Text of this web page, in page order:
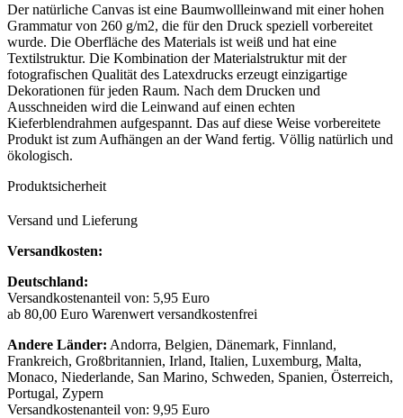
Der natürliche Canvas ist eine Baumwollleinwand mit einer hohen
Grammatur von 260 g/m2, die für den Druck speziell vorbereitet
wurde. Die Oberfläche des Materials ist weiß und hat eine
Textilstruktur. Die Kombination der Materialstruktur mit der
fotografischen Qualität des Latexdrucks erzeugt einzigartige
Dekorationen für jeden Raum. Nach dem Drucken und
Ausschneiden wird die Leinwand auf einen echten
Kieferblendrahmen aufgespannt. Das auf diese Weise vorbereitete
Produkt ist zum Aufhängen an der Wand fertig. Völlig natürlich und
ökologisch.
Produktsicherheit
Versand und Lieferung
Versandkosten:
Deutschland:
Versandkostenanteil von: 5,95 Euro
ab 80,00 Euro Warenwert versandkostenfrei
Andere Länder: Andorra, Belgien, Dänemark, Finnland,
Frankreich, Großbritannien, Irland, Italien, Luxemburg, Malta,
Monaco, Niederlande, San Marino, Schweden, Spanien, Österreich,
Portugal, Zypern
Versandkostenanteil von: 9,95 Euro